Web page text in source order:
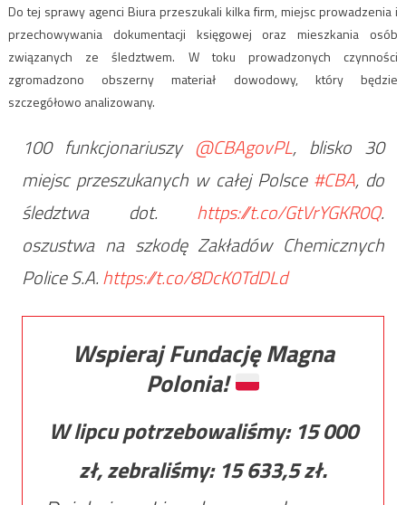
Do tej sprawy agenci Biura przeszukali kilka firm, miejsc prowadzenia i
przechowywania dokumentacji księgowej oraz mieszkania osób
związanych ze śledztwem. W toku prowadzonych czynności
zgromadzono obszerny materiał dowodowy, który będzie
szczegółowo analizowany.
100 funkcjonariuszy @CBAgovPL, blisko 30
miejsc przeszukanych w całej Polsce #CBA, do
śledztwa dot. https://t.co/GtVrYGKR0Q.
oszustwa na szkodę Zakładów Chemicznych
Police S.A.https://t.co/8DcK0TdDLd
Wspieraj Fundację Magna
Polonia!
W lipcu potrzebowaliśmy: 15 000
zł, zebraliśmy: 15 633,5zł.